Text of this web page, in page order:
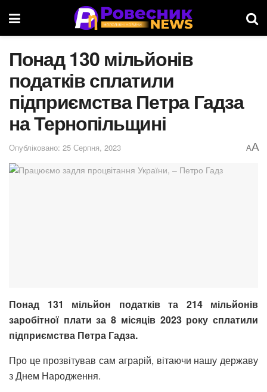
Понад 130 мільйонів
податків сплатили
підприємства Петра Гадза
на Тернопільщині
Опубліковано: 25 Серпня, 2023 AA
Понад 131 мільйон податків та 214 мільйонів
заробітної плати за 8 місяців 2023 року сплатили
підприємства Петра Гадза.
Про це прозвітував сам аграрій, вітаючи нашу державу
з Днем Народження.